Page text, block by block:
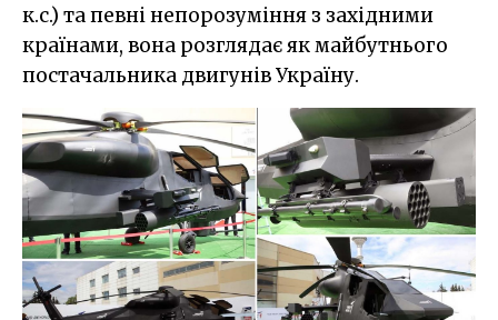
к.с.) та певні непорозуміння з західними
країнами, вона розглядає як майбутнього
постачальника двигунів Україну.